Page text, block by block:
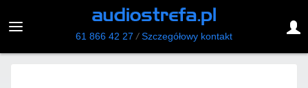
61 866 42 27 / Szczegółowy kontakt